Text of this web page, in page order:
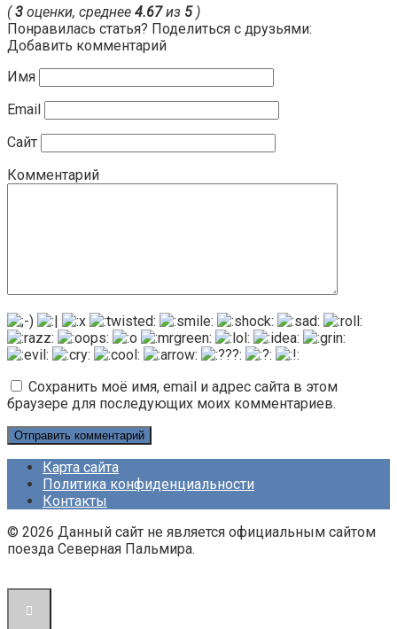
(3 оценки, среднее 4.67из 5)
Понравилась статья? Поделиться с друзьями:
Добавить комментарий
Имя
Email
Сайт
Комментарий
Сохранить моё имя, email и адрес сайта в этом
браузере для последующих моих комментариев.
Карта сайта
Политика конфиденциальности
Контакты
© 2026 Данный сайт не является официальным сайтом
поезда Северная Пальмира.